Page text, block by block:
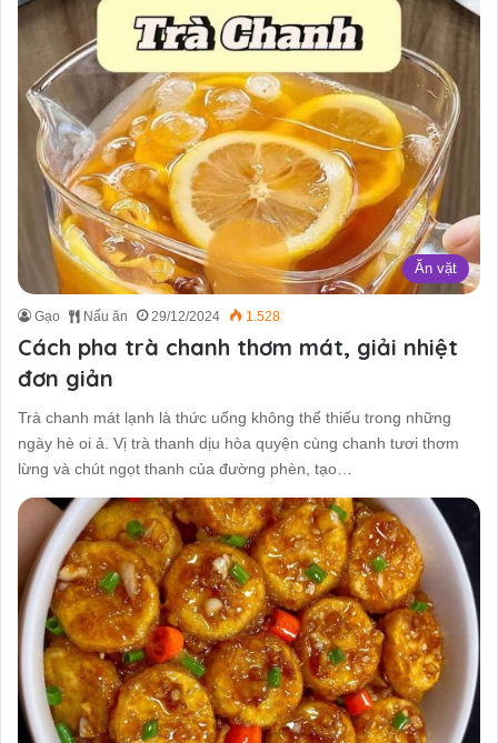
Ăn vặt
Gạo Nấu ăn 29/12/2024 1.528
Cách pha trà chanh thơm mát, giải nhiệt
đơn giản
Trà chanh mát lạnh là thức uống không thể thiếu trong những
ngày hè oi ả. Vị trà thanh dịu hòa quyện cùng chanh tươi thơm
lừng và chút ngọt thanh của đường phèn, tạo…